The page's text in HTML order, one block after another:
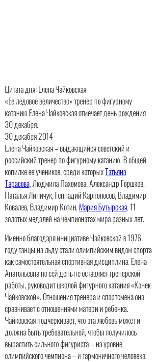
Цитата дня: Елена Чайковская
«Ее ледовое величество» тренер по фигурному
катанию Елена Чайковская отмечает день рождения
30 декабря.
30 декабря 2014
Елена Чайковская – выдающийся советский и
российский тренер по фигурному катанию. В общей
копилке ее учеников, среди которыхТатьяна
Тарасова, Людмила Пахомова, Александр Горшков,
Наталья Линичук, Геннадий Карпоносов, Владимир
Ковалев, Владимир Котин,Мария Бутырская, 11
золотых медалей на чемпионатах мира разных лет.
Именно благодаря инициативе Чайковской в 1976
году танцы на льду стали олимпийским видом спорта
как самостоятельная спортивная дисциплина. Елена
Анатольевна по сей день не оставляет тренерской
работы, руководит школой фигурного катания «Конек
Чайковской». Отношения тренера и спортсмена она
сравнивает с отношениями матери и ребенка.
Чайковская подчеркивает, что эта любовь может и
должна быть требовательной, чтобы получилось
вырастить сильного фигуриста – на уровне
олимпийского чемпиона – и гармоничного человека,